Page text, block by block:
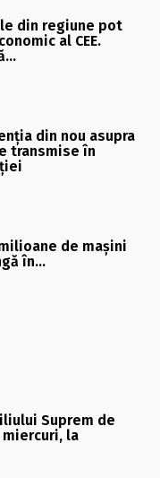
din regiune pot
al CEE.
din nou asupra
transmise în
de maşini
în…
Suprem de
miercuri, la